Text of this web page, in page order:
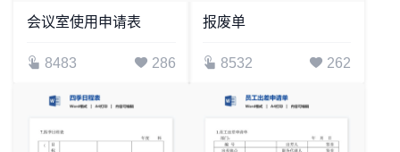
会议室使用申请表
8483 286
报废单
8532 262